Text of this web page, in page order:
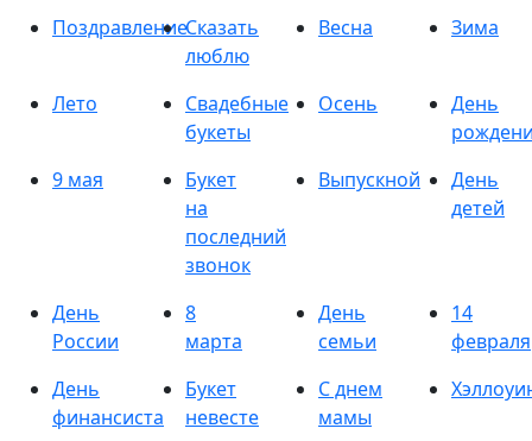
ПоздравлениеСказать
люблю
Весна Зима
Лето
Свадебные
букеты
Осень
День
9 мая
Букет
на
последний
звонок
Выпускной
День
детей
День
России
8
марта
День
семьи
14
февраля
День
финансиста
Букет
невесте
С днем
мамы